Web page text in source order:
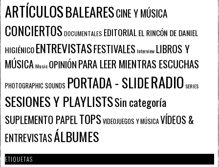
ARTÍCULOSBALEARESCINE Y MÚSICA
CONCIERTOS DOCUMENTALES EDITORIALEL RINCÓN DE DANIEL
HIGIÉNICOENTREVISTASFESTIVALESInterview LIBROS Y
MÚSICAMusic OPINIÓNPARA LEER MIENTRAS ESCUCHAS
PHOTOGRAPHIC SOUNDS PORTADA - SLIDERADIO SERIES
SESIONES Y PLAYLISTSSin categoría
SUPLEMENTO PAPELTOPSVIDEOJUEGOS Y MÚSICAVÍDEOS &
ENTREVISTASÁLBUMES
ETIQUETAS